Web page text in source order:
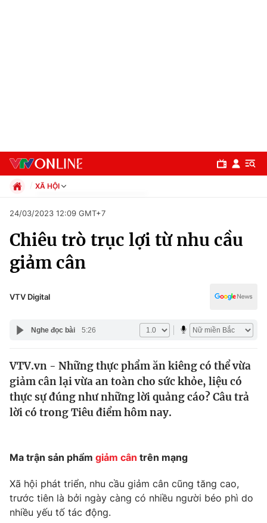
Chuyên mục
Chính trị
Xã hội
Y tế
Thế giới
Thế giới đó đây
Câu chuyện quốc tế
Thị trường
Góc doanh nghiệp
Dữ liệu và đời sống
Truyền hình
XÃ HỘI
Xã hội
Pháp luật
Thể thao
Văn hóa - Giải trí
Đời sống
Giáo dục
24/03/2023 12:09 GMT+7
Chiêu trò trục lợi từ nhu cầu
giảm cân
VTV Digital
Nghe đọc bài 5:26
VTV.vn - Những thực phẩm ăn kiêng có thể vừa
giảm cân lại vừa an toàn cho sức khỏe, liệu có
thực sự đúng như những lời quảng cáo? Câu trả
lời có trong Tiêu điểm hôm nay.
Ma trận sản phẩm giảm cân trên mạng
Xã hội phát triển, nhu cầu giảm cân cũng tăng cao,
trước tiên là bởi ngày càng có nhiều người béo phì do
nhiều yếu tố tác động.